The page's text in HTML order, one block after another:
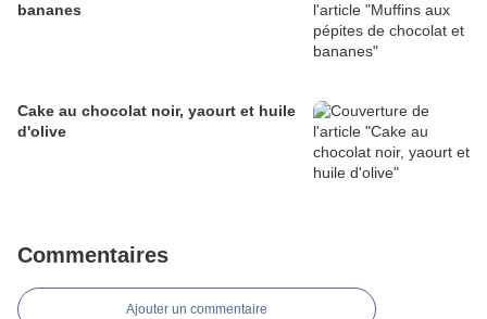
bananes
Cake au chocolat noir, yaourt et huile
d'olive
Commentaires
Ajouter un commentaire